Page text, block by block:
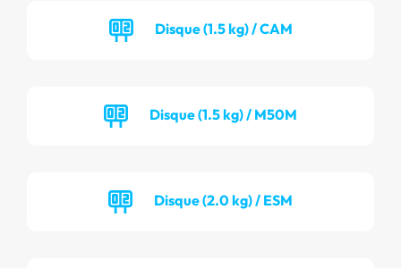
Disque (1.5 kg) / CAM
Disque (1.5 kg) / M50M
Disque (2.0 kg) / ESM